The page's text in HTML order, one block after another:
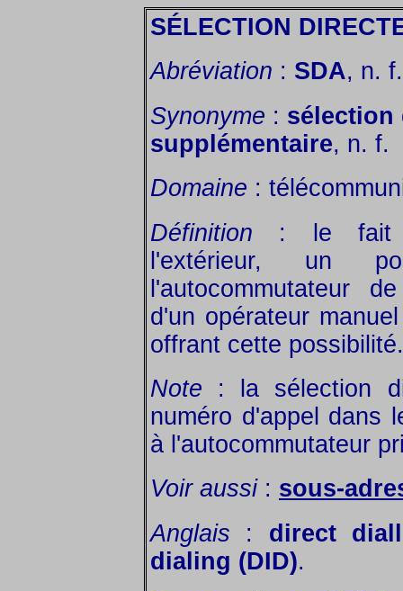
SÉLECTION
Abréviation : SDA, n. f.
Synonyme : sélection
supplémentaire, n. f.
Domaine :
Définition : le fait
l'extérieur, un
l'autocommutateur
d'un opérateur
offrant cette possibilité.
Note : la sélection
numéro d'appel dans
à l'autocommutateur
Voir aussi: sous-
Anglais : direct
dialing (DID).